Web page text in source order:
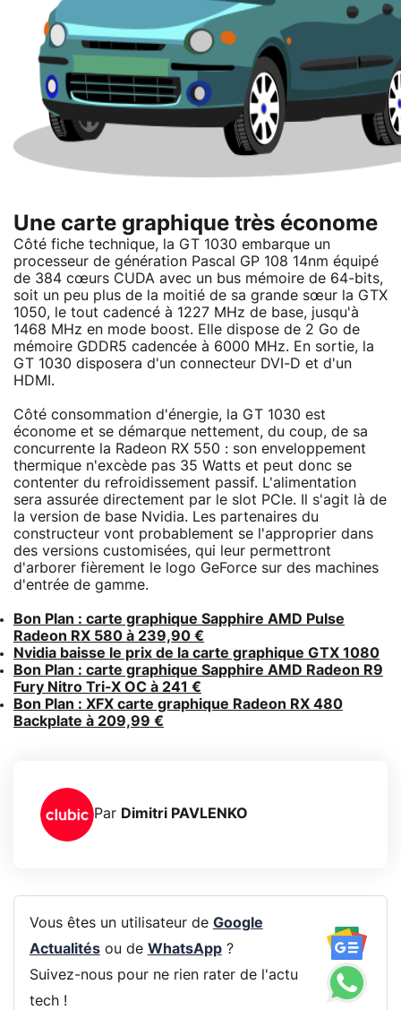
Une carte graphique très économe
Côté fiche technique, la GT 1030 embarque un
processeur de génération Pascal GP 108 14nm équipé
de 384 cœurs CUDA avec un bus mémoire de 64-bits,
soit un peu plus de la moitié de sa grande sœur la GTX
1050, le tout cadencé à 1227 MHz de base, jusqu'à
1468 MHz en mode boost. Elle dispose de 2 Go de
mémoire GDDR5 cadencée à 6000 MHz. En sortie, la
GT 1030 disposera d'un connecteur DVI-D et d'un
HDMI.
Côté consommation d'énergie, la GT 1030 est
économe et se démarque nettement, du coup, de sa
concurrente la Radeon RX 550 : son enveloppement
thermique n'excède pas 35 Watts et peut donc se
contenter du refroidissement passif. L'alimentation
sera assurée directement par le slot PCIe. Il s'agit là de
la version de base Nvidia. Les partenaires du
constructeur vont probablement se l'approprier dans
des versions customisées, qui leur permettront
d'arborer fièrement le logo GeForce sur des machines
d'entrée de gamme.
Bon Plan : carte graphique Sapphire AMD Pulse
Radeon RX 580 à 239,90 €
Nvidia baisse le prix de la carte graphique GTX 1080
Bon Plan : carte graphique Sapphire AMD Radeon R9
Fury Nitro Tri-X OC à 241 €
Bon Plan : XFX carte graphique Radeon RX 480
Backplate à 209,99 €
Par Dimitri PAVLENKO
Vous êtes un utilisateur de Google
Actualitésou de WhatsApp?
Suivez-nous pour ne rien rater de l'actu
tech !